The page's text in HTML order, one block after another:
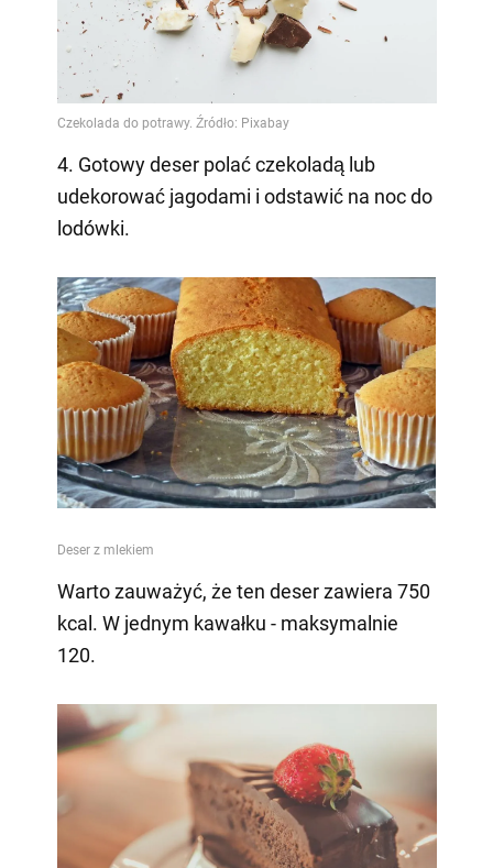
4. Gotowy deser polać czekoladą lub
udekorować jagodami i odstawić na noc do
lodówki.
Warto zauważyć, że ten deser zawiera 750
kcal. W jednym kawałku - maksymalnie
120.